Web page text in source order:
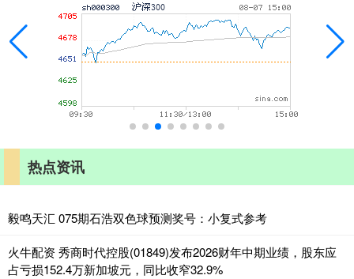
热点资讯
毅鸣天汇 075期石浩双色球预测奖号：小复式参考
火牛配资 秀商时代控股(01849)发布2026财年中期业绩，股东应
占亏损152.4万新加坡元，同比收窄32.9%